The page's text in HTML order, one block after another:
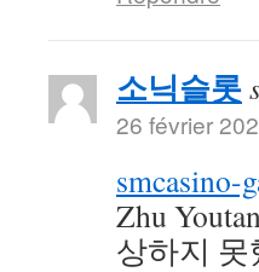
소닉슬롯
26 février
smcasino-
Zhu
상하지